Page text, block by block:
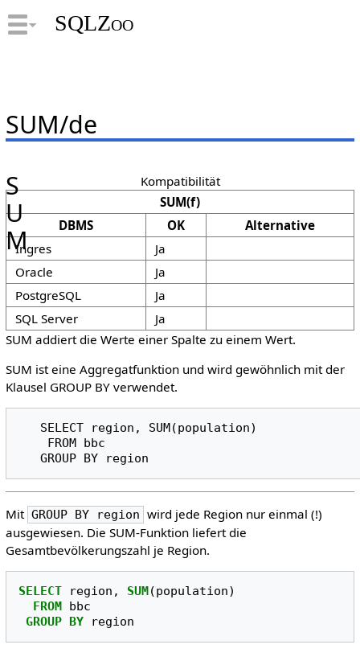
SQLZoo
SUM/de
Kompatibilität
SUM(f)
DBMS
OK
Alternative
Ingres
Ja
Oracle
Ja
PostgreSQL
Ja
SQL Server
Ja
S
U
M
SUM addiert die Werte einer Spalte zu einem Wert.
SUM ist eine Aggregatfunktion und wird gewöhnlich mit der
Klausel GROUP BY verwendet.
Mit GROUP BY region wird jede Region nur einmal (!)
ausgewiesen. Die SUM-Funktion liefert die
Gesamtbevölkerungszahl je Region.
SELECT region , SUM(population)
FROM bbc
GROUP BY region